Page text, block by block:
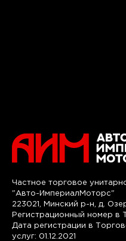
Частное торговое
"Авто-ИмпериалМоторс"
223021, Минский р-н, д.
Регистрационный номер в
Дата регистрации в
услуг: 01.12.2021